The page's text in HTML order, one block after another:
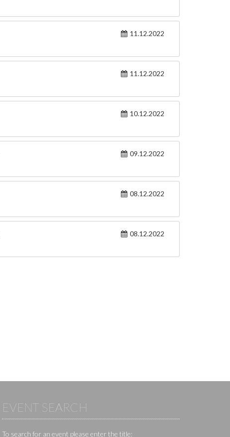
11.12.2022
11.12.2022
10.12.2022
09.12.2022
08.12.2022
08.12.2022
EVENT SEARCH
To search for an event please enter the title: